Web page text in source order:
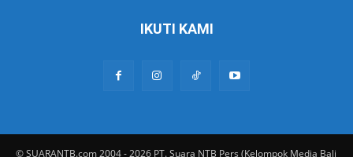
IKUTI KAMI
© SUARANTB.com 2004 - 2026 PT. Suara NTB Pers (Kelompok Media Bali